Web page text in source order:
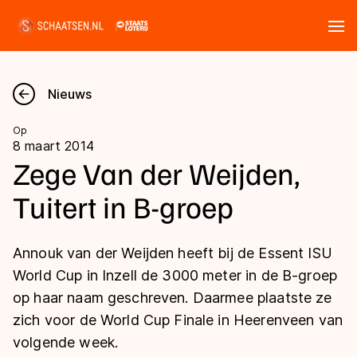
Nieuws
Kalender
Disciplines
Langebaan
Shorttrack
Inlineskaten
Uitslagen
Langebaan
Shorttrack
Marathon
Tijden & historie
Ranglijsten Langebaan
Nieuws
Op
8 maart 2014
Zege Van der Weijden,
Tuitert in B-groep
Annouk van der Weijden heeft bij de Essent ISU
World Cup in Inzell de 3000 meter in de B-groep
op haar naam geschreven. Daarmee plaatste ze
zich voor de World Cup Finale in Heerenveen van
volgende week.